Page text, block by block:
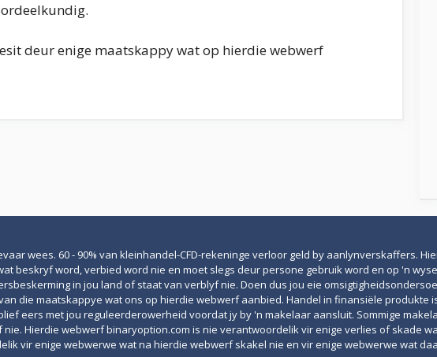
deur enige maatskappy wat op hierdie webwerf
wees. 60 - 90% van kleinhandel-CFD-rekeninge verloor geld by aanlynverskaffers.
beskryf word, verbied word nie en moet slegs deur persone gebruik word en op 'n
in jou land of staat van verblyf nie. Doen dus jou eie
die maatskappye wat ons op hierdie webwerf aanbied. Handel in finansiële produkte
eers met jou reguleerderowerheid voordat jy by 'n makelaar aansluit. Sommige
Hierdie webwerf binaryoption.com is nie verantwoordelik vir enige verlies of skade
vir enige webwerwe wat na hierdie webwerf skakel nie en vir enige webwerwe wat